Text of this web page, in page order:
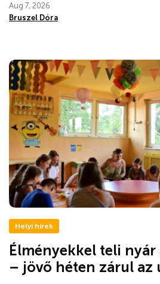
Aug 7, 2026
Bruszel Dóra
Helyi hírek
Élményekkel teli
– jövő héten zárul az